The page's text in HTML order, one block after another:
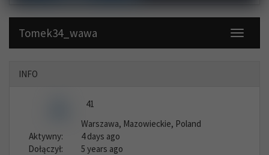
Toggle
Tomek34_wawa
INFO
41
Warszawa, Mazowieckie, Poland
Aktywny:
4 days ago
Dołączył:
5 years ago